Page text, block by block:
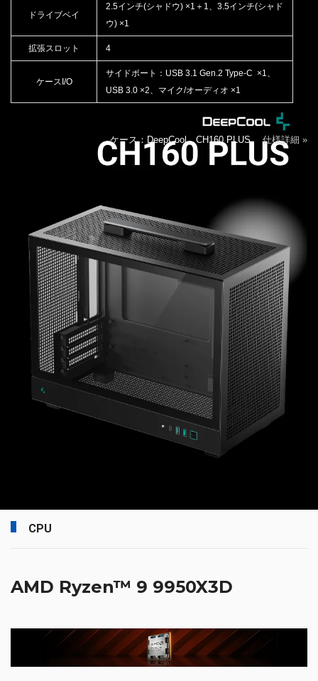
ドライブベイ
2.5インチ(シャドウ) ×1＋1、3.5インチ(シャド
ウ) ×1
拡張スロット 4
ケースI/O
サイドポート：USB 3.1 Gen.2 Type-C ×1、
USB 3.0 ×2、マイク/オーディオ ×1
ケース：DeepCool CH160 PLUS仕様詳細 »
CPU
AMD Ryzen™ 9 9950X3D